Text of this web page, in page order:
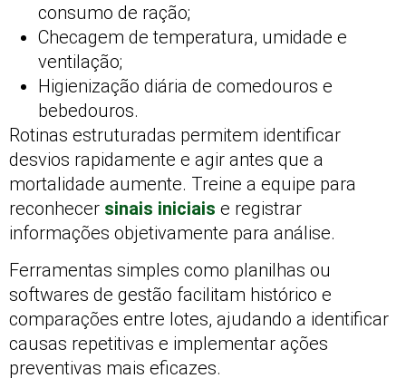
consumo de ração;
Checagem de temperatura, umidade e
ventilação;
Higienização diária de comedouros e
bebedouros.
Rotinas estruturadas permitem identificar
desvios rapidamente e agir antes que a
mortalidade aumente. Treine a equipe para
reconhecer sinais iniciais e registrar
informações objetivamente para análise.
Ferramentas simples como planilhas ou
softwares de gestão facilitam histórico e
comparações entre lotes, ajudando a identificar
causas repetitivas e implementar ações
preventivas mais eficazes.